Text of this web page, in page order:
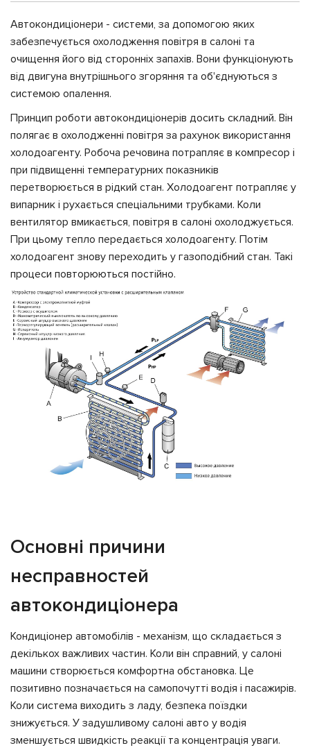
Автокондиціонери - системи, за допомогою яких
забезпечується охолодження повітря в салоні та
очищення його від сторонніх запахів. Вони функціонують
від двигуна внутрішнього згоряння та об'єднуються з
системою опалення.
Принцип роботи автокондиціонерів досить складний. Він
полягає в охолодженні повітря за рахунок використання
холодоагенту. Робоча речовина потрапляє в компресор і
при підвищенні температурних показників
перетворюється в рідкий стан. Холодоагент потрапляє у
випарник і рухається спеціальними трубками. Коли
вентилятор вмикається, повітря в салоні охолоджується.
При цьому тепло передається холодоагенту. Потім
холодоагент знову переходить у газоподібний стан. Такі
процеси повторюються постійно.
Основні причини
несправностей
автокондиціонера
Кондиціонер автомобілів - механізм, що складається з
декількох важливих частин. Коли він справний, у салоні
машини створюється комфортна обстановка. Це
позитивно позначається на самопочутті водія і пасажирів.
Коли система виходить з ладу, безпека поїздки
знижується. У задушливому салоні авто у водія
зменшується швидкість реакції та концентрація уваги.